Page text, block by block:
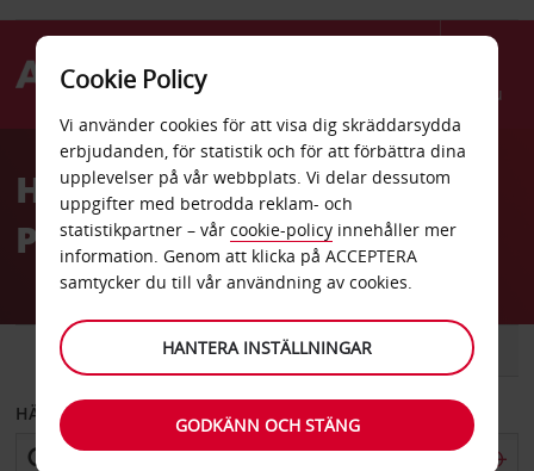
Menu
AvisHyrbil Presidente Castro
Pinto flygplats
SKÅPBIL
HÄMTA FRÅN
Cookie Policy
Vi använder cookies för att visa dig skräddarsydda
erbjudanden, för statistik och för att förbättra dina
upplevelser på vår webbplats. Vi delar dessutom
uppgifter med betrodda reklam- och
statistikpartner – vår cookie-policy innehåller mer
information. Genom att klicka på ACCEPTERA
samtycker du till vår användning av cookies.
HANTERA INSTÄLLNINGAR
GODKÄNN OCH STÄNG